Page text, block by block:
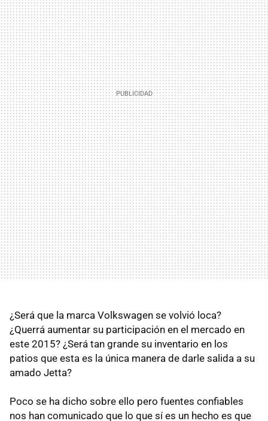
¿Será que la marca Volkswagen se volvió loca?
¿Querrá aumentar su participación en el mercado en
este 2015? ¿Será tan grande su inventario en los
patios que esta es la única manera de darle salida a su
amado Jetta?
Poco se ha dicho sobre ello pero fuentes confiables
nos han comunicado que lo que sí es un hecho es que